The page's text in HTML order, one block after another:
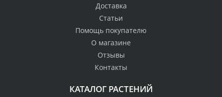
Доставка
Статьи
Помощь покупателю
О магазине
Отзывы
Контакты
КАТАЛОГ РАСТЕНИЙ